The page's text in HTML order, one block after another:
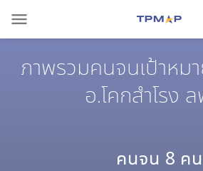
menu
ภาพรวมคนจนเป้าหม
อ.โคกสำโรง
คนจน 8 คน